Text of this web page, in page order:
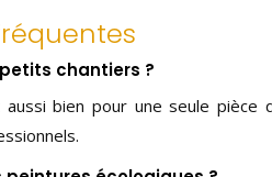
chantiers ?
bien pour une seule pièce